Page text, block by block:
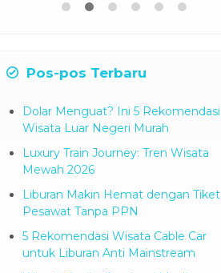
Pos-pos Terbaru
Dolar Menguat? Ini 5 Rekomendasi
Wisata Luar Negeri Murah
Luxury Train Journey: Tren Wisata
Mewah 2026
Liburan Makin Hemat dengan Tiket
Pesawat Tanpa PPN
5 Rekomendasi Wisata Cable Car
untuk Liburan Anti Mainstream